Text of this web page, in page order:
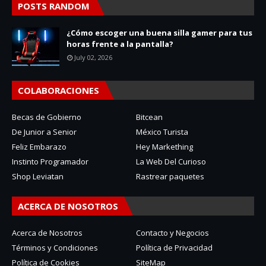
POSTS RANDOM
¿Cómo escoger una buena silla gamer para tus
horas frente a la pantalla?
July 02, 2026
COLABORACIONES
Becas de Gobierno
Bitcean
De Junior a Senior
México Turista
Feliz Embarazo
Hey Markething
Instinto Programador
La Web Del Curioso
Shop Leviatan
Rastrear paquetes
ACERCA DE NOSOTROS
Acerca de Nosotros
Contacto y Negocios
Términos y Condiciones
Política de Privacidad
Política de Cookies
SiteMap